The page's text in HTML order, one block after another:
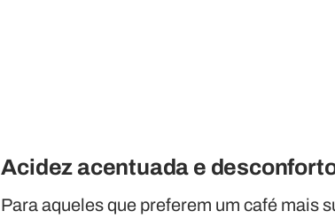
Acidez acentuada e
Para aqueles que preferem um café mais